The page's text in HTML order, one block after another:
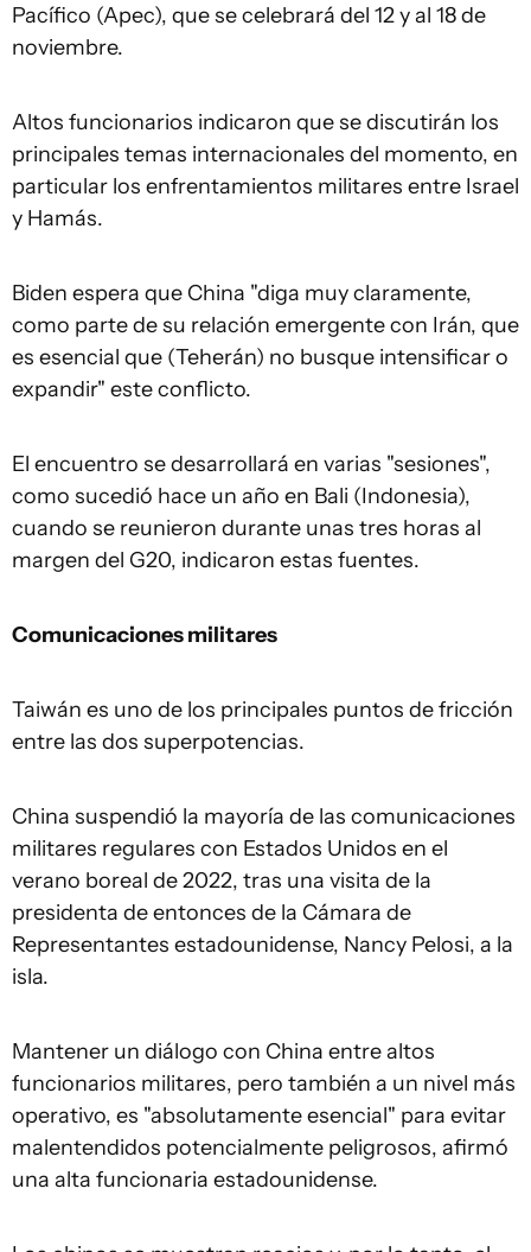
Pacífico (Apec), que se celebrará del 12 y al 18 de
noviembre.
Altos funcionarios indicaron que se discutirán los
principales temas internacionales del momento, en
particular los enfrentamientos militares entre Israel
y Hamás.
Biden espera que China "diga muy claramente,
como parte de su relación emergente con Irán, que
es esencial que (Teherán) no busque intensificar o
expandir" este conflicto.
El encuentro se desarrollará en varias "sesiones",
como sucedió hace un año en Bali (Indonesia),
cuando se reunieron durante unas tres horas al
margen del G20, indicaron estas fuentes.
Comunicaciones militares
Taiwán es uno de los principales puntos de fricción
entre las dos superpotencias.
China suspendió la mayoría de las comunicaciones
militares regulares con Estados Unidos en el
verano boreal de 2022, tras una visita de la
presidenta de entonces de la Cámara de
Representantes estadounidense, Nancy Pelosi, a la
isla.
Mantener un diálogo con China entre altos
funcionarios militares, pero también a un nivel más
operativo, es "absolutamente esencial" para evitar
malentendidos potencialmente peligrosos, afirmó
una alta funcionaria estadounidense.